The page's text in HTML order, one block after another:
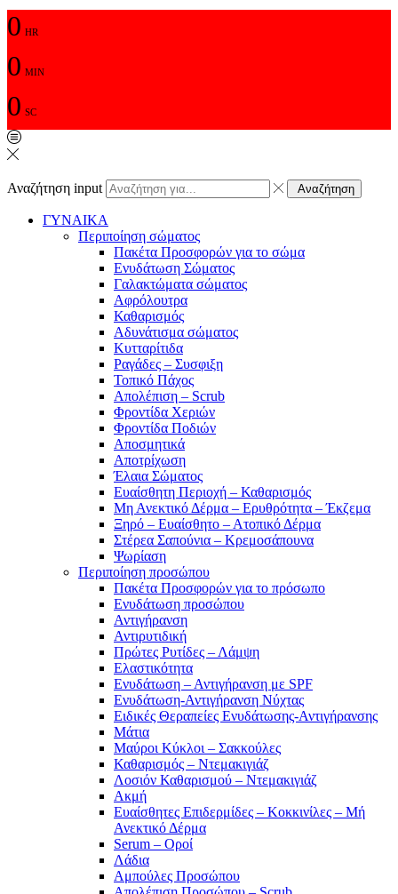
0 HR
0 MIN
0 SC
Αναζήτηση input Αναζήτηση
ΓΥΝΑΙΚΑ
Περιποίηση σώματος
Πακέτα Προσφορών για το σώμα
Ενυδάτωση Σώματος
Γαλακτώματα σώματος
Αφρόλουτρα
Καθαρισμός
Αδυνάτισμα σώματος
Κυτταρίτιδα
Ραγάδες – Συσφιξη
Τοπικό Πάχος
Απολέπιση – Scrub
Φροντίδα Χεριών
Φροντίδα Ποδιών
Αποσμητικά
Αποτρίχωση
Έλαια Σώματος
Ευαίσθητη Περιοχή – Καθαρισμός
Μη Ανεκτικό Δέρμα – Ερυθρότητα – Έκζεμα
Ξηρό – Ευαίσθητο – Ατοπικό Δέρμα
Στέρεα Σαπούνια – Κρεμοσάπουνα
Ψωρίαση
Περιποίηση προσώπου
Πακέτα Προσφορών για το πρόσωπο
Ενυδάτωση προσώπου
Αντιγήρανση
Αντιρυτιδική
Πρώτες Ρυτίδες – Λάμψη
Ελαστικότητα
Ενυδάτωση – Αντιγήρανση με SPF
Ενυδάτωση-Αντιγήρανση Νύχτας
Ειδικές Θεραπείες Ενυδάτωσης-Αντιγήρανσης
Μάτια
Μαύροι Κύκλοι – Σακκούλες
Καθαρισμός – Ντεμακιγιάζ
Λοσιόν Καθαρισμού – Ντεμακιγιάζ
Ακμή
Ευαίσθητες Επιδερμίδες – Κοκκινίλες – Μή
Ανεκτικό Δέρμα
Serum – Οροί
Λάδια
Αμπούλες Προσώπου